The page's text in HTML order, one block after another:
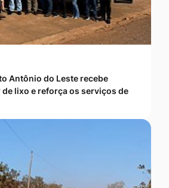
Antônio do Leste recebe
lixo e reforça os serviços de